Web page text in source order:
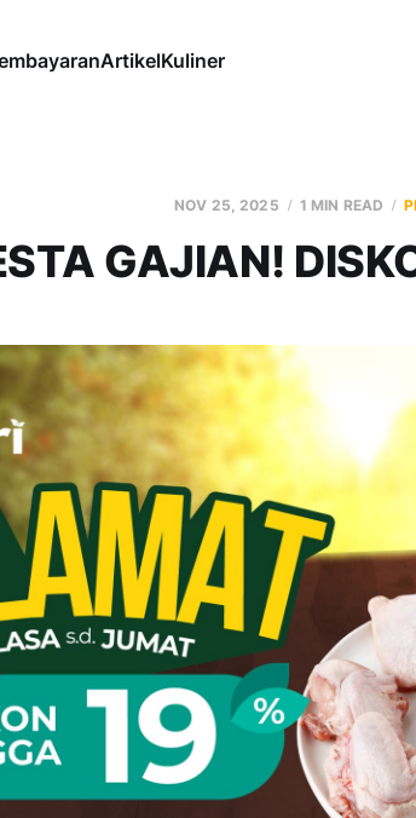
ArtikelKuliner
NOV 25, 2025 1 MIN READ
GAJIAN!